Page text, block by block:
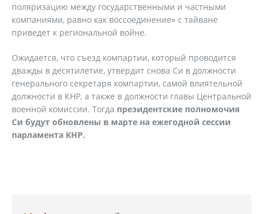
поляризацию между государственными и частными
компаниями, равно как воссоединение» с тайване
приведет к региональной войне.
Ожидается, что съезд компартии, который проводится
дважды в десятилетие, утвердит снова Си в должности
генерального секретаря компартии, самой влиятельной
должности в КНР, а также в должности главы Центральной
военной комиссии. Тогда президентские полномочия
Си будут обновлены в марте на ежегодной сессии
парламента КНР.